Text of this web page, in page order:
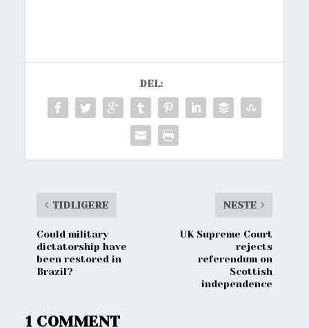
DEL:
TIDLIGERE
Could military
dictatorship have
been restored in
Brazil?
NESTE
UK Supreme Court
rejects
referendum on
Scottish
independence
1 COMMENT